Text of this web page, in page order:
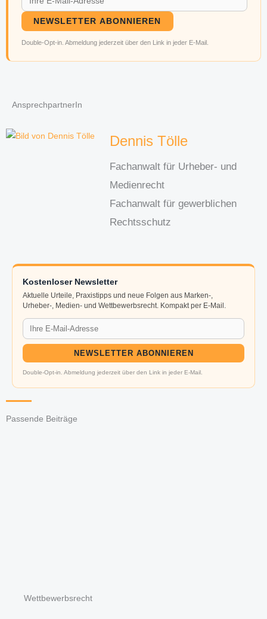
NEWSLETTER ABONNIEREN
Double-Opt-in. Abmeldung jederzeit über den Link in jeder E-Mail.
AnsprechpartnerIn
Dennis Tölle
Fachanwalt für Urheber- und
Medienrecht
Fachanwalt für gewerblichen
Rechtsschutz
Kostenloser Newsletter
Aktuelle Urteile, Praxistipps und neue Folgen aus Marken-,
Urheber-, Medien- und Wettbewerbsrecht. Kompakt per E-Mail.
NEWSLETTER ABONNIEREN
Double-Opt-in. Abmeldung jederzeit über den Link in jeder E-Mail.
Passende Beiträge
Wettbewerbsrecht